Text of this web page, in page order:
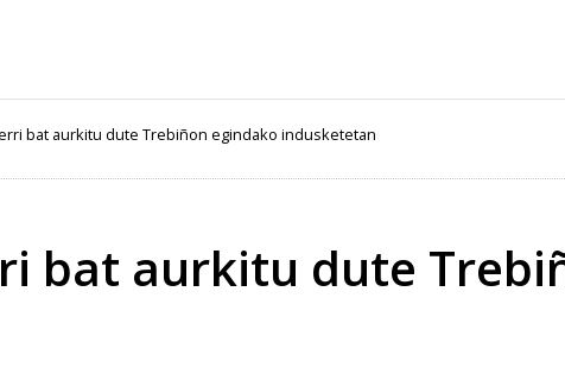
bat aurkitu dute Trebiñon egindako indusketetan
bat aurkitu dute